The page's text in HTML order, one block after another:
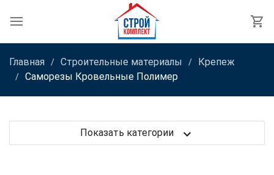
Главная Строительные материалы
Крепеж
Саморезы Кровельные Полимер
Показать категории